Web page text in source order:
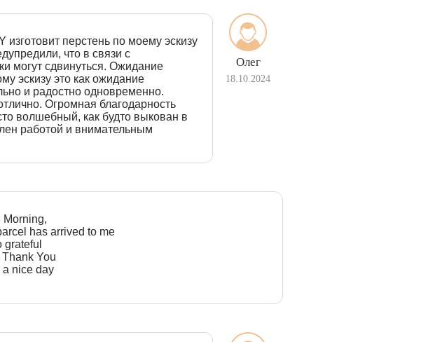
Олег
18.10.2024
перстень по моему эскизу
что в связи с
могут сдвинуться. Ожидание
эскизу это как ожидание
и радостно одновременно.
Огромная благодарность
волшебный, как будто выкован в
работой и внимательным
Morning,
has arrived to me
grateful
You
a nice day